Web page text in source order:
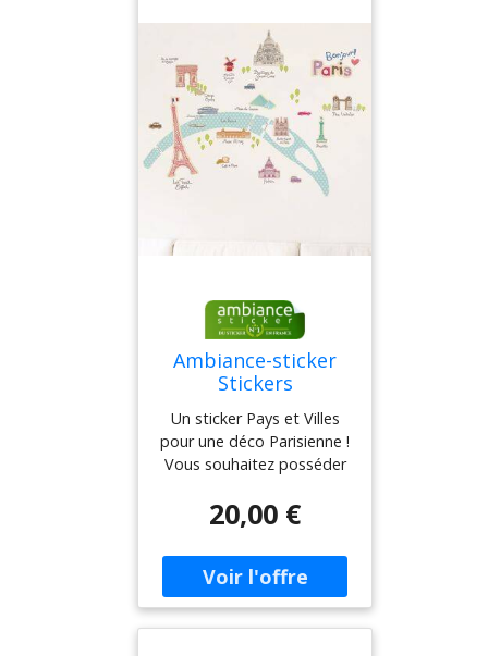
coller cet autoco
Ambiance-sticker
Stickers
monuments de
Paris
Un sticker Pays et Villes
pour une déco Parisienne !
Vous souhaitez posséder
vacances à Paris ou vous
avez envie de partir en
vacances depuis chez vous
? Ce sticker Pays et Villes
est ce qu'il vous faut !
Décorez votre intérieur
20,00 €